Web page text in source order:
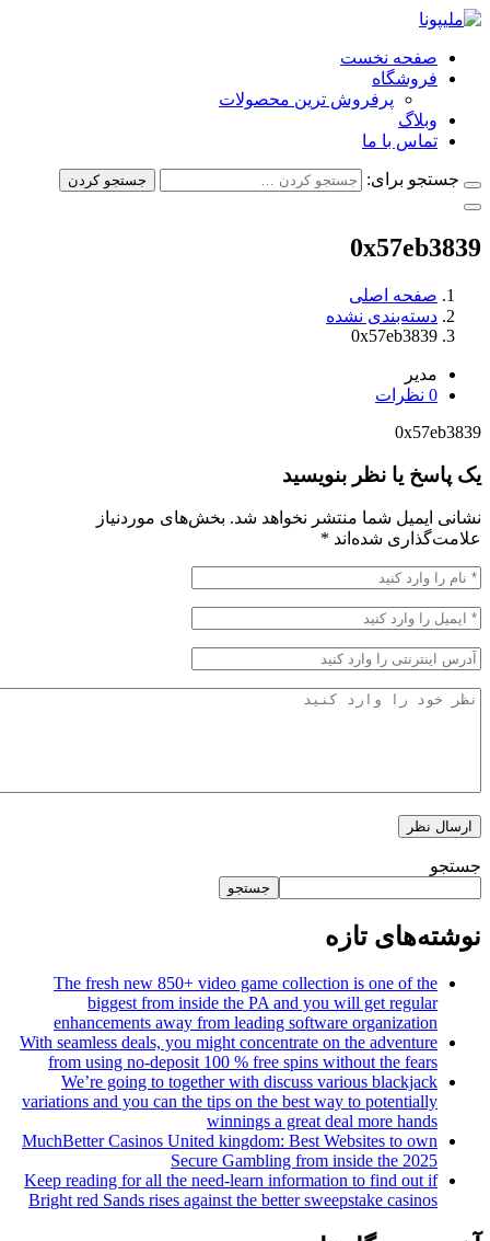
نخست
پرفروش ترین محصولات
با ما
برای: جستجو کردن
اصلی
نشده
یا نظر بنویسید
شما منتشر نخواهد شد. بخش‌های موردنیاز
شده‌اند *
تازه
The fresh new 850+ video game collection is one of
biggest from inside the PA and you will get
enhancements away from leading software
With seamless deals, you might concentrate on the
from using no-deposit 100 % free spins without the
We’re going to together with discuss various
variations and you can the tips on the best way to
winnings a great deal more
MuchBetter Casinos United kingdom: Best Websites to
Secure Gambling from inside the
Keep reading for all the need-learn information to find out
Bright red Sands rises against the better sweepstake